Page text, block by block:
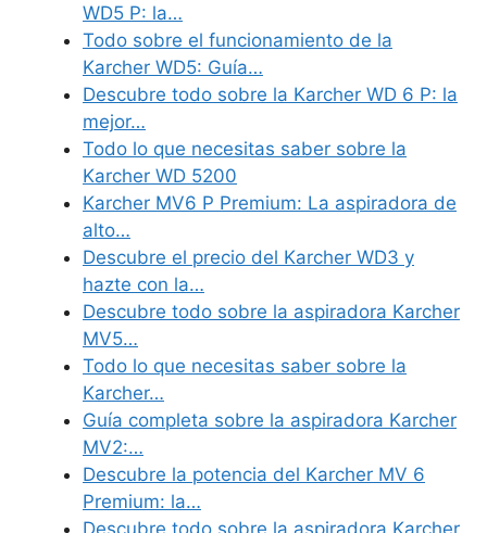
WD5 P: la…
Todo sobre el funcionamiento de la
Karcher WD5: Guía…
Descubre todo sobre la Karcher WD 6 P: la
mejor…
Todo lo que necesitas saber sobre la
Karcher WD 5200
Karcher MV6 P Premium: La aspiradora de
alto…
Descubre el precio del Karcher WD3 y
hazte con la…
Descubre todo sobre la aspiradora Karcher
MV5…
Todo lo que necesitas saber sobre la
Karcher…
Guía completa sobre la aspiradora Karcher
MV2:…
Descubre la potencia del Karcher MV 6
Premium: la…